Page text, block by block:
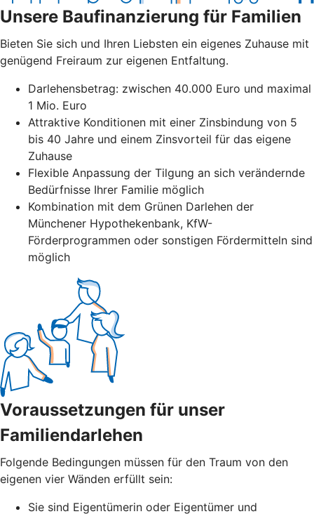
Unsere Baufinanzierung für Familien
Bieten Sie sich und Ihren Liebsten ein eigenes Zuhause mit
genügend Freiraum zur eigenen Entfaltung.
Darlehensbetrag: zwischen 40.000 Euro und maximal
1 Mio. Euro
Attraktive Konditionen mit einer Zinsbindung von 5
bis 40 Jahre und einem Zinsvorteil für das eigene
Zuhause
Flexible Anpassung der Tilgung an sich verändernde
Bedürfnisse Ihrer Familie möglich
Kombination mit dem Grünen Darlehen der
Münchener Hypothekenbank, KfW-
Förderprogrammen oder sonstigen Fördermitteln sind
möglich
Voraussetzungen für unser
Familiendarlehen
Folgende Bedingungen müssen für den Traum von den
eigenen vier Wänden erfüllt sein:
Sie sind Eigentümerin oder Eigentümer und